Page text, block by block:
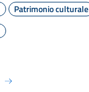
Patrimonio culturale